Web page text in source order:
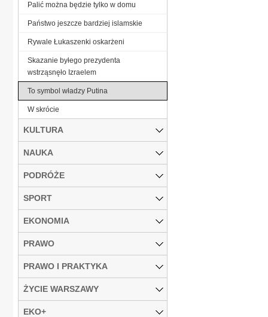
Palić można będzie tylko w domu
Państwo jeszcze bardziej islamskie
Rywale Łukaszenki oskarżeni
Skazanie byłego prezydenta
wstrząsnęło Izraelem
To symbol władzy Putina
W skrócie
KULTURA
NAUKA
PODRÓŻE
SPORT
EKONOMIA
PRAWO
PRAWO I PRAKTYKA
ŻYCIE WARSZAWY
EKO+